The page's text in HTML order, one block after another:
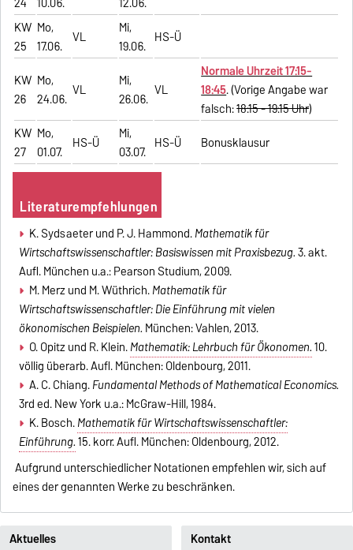
KW
25
Mo,
17.06. VL
Mi,
19.06. HS-Ü
KW
26
Mo,
24.06. VL
Mi,
26.06. VL
Normale Uhrzeit 17:15-
18:45. (Vorige Angabe war
falsch:18:15 - 19:15 Uhr)
KW
27
Mo,
01.07. HS-Ü
Mi,
03.07. HS-Ü Bonusklausur
Literaturempfehlungen
K. Sydsaeter und P. J. Hammond.Mathematik für
Wirtschaftswissenschaftler: Basiswissen mit Praxisbezug.3. akt.
Aufl. München u.a.: Pearson Studium, 2009.
M. Merz und M. Wüthrich.Mathematik für
Wirtschaftswissenschaftler: Die Einführung mit vielen
ökonomischen Beispielen. München: Vahlen, 2013.
O. Opitz und R. Klein.Mathematik: Lehrbuch für Ökonomen.10.
völlig überarb. Aufl. München: Oldenbourg, 2011.
A. C. Chiang.Fundamental Methods of Mathematical Economics.
3rd ed. New York u.a.: McGraw-Hill, 1984.
K. Bosch.Mathematik für Wirtschaftswissenschaftler:
Einführung.15. korr. Aufl. München: Oldenbourg, 2012.
Aufgrund unterschiedlicher Notationen empfehlen wir, sich auf
eines der genannten Werke zu beschränken.
Kontakt
Aktuelles